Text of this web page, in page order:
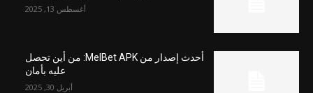
أغسطس 13, 2025
أحدث إصدار من MelBet APK: من أين تحصل
عليه بأمان
أبريل 30, 2025